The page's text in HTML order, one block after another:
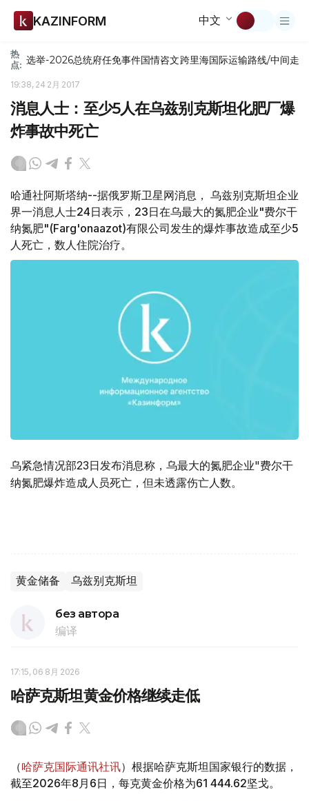
KAZINFORM 中文
热
点: 选举-2026总统府任免事件国情咨文跨里海国际运输路线/中间走廊
19:38, 24 2月 2017
消息人士：至少5人在乌兹别克斯坦化肥厂爆
炸事故中死亡
哈通社阿斯塔纳--据俄罗斯卫星网消息， 乌兹别克斯坦企业
界一消息人士24日表示，23日在乌最大的氮肥企业"费尔干
纳氮肥"(Farg'onaazot)有限公司发生的爆炸事故造成至少5
人死亡，数人住院治疗。
乌紧急情况部23日发布消息称，乌最大的氮肥企业"费尔干
纳氮肥爆炸造成人员死亡，但未透露伤亡人数。
黄金储备 乌兹别克斯坦
без автора
编译
17:15, 06 8月 2026
哈萨克斯坦黄金价格继续走低
（哈萨克国际通讯社讯）根据哈萨克斯坦国家银行的数据，
截至2026年8月6日，每克黄金价格为61 444.62坚戈。